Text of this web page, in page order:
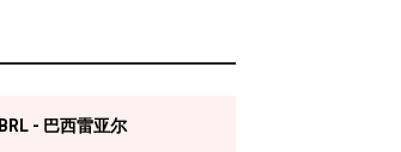
BRL - 巴西雷亚尔